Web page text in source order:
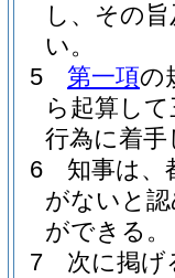
し、その
い。
5
第一項の
ら起算し
行為に着
6
知事は、
がないと
ができる。
7
次に掲げ